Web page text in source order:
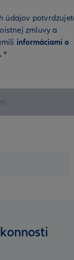
údajov
zmluvy a
informáciami o
*